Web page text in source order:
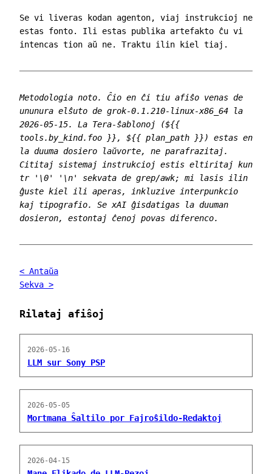
Se vi liveras kodan agenton, viaj instrukcioj ne
estas fonto. Ili estas publika artefakto ĉu vi
intencas tion aŭ ne. Traktu ilin kiel tiaj.
Metodologia noto. Ĉio en ĉi tiu afiŝo venas de
ununura elŝuto de grok-0.1.210-linux-x86_64 la
2026-05-15. La Tera-ŝablonoj (${{
tools.by_kind.foo }}, ${{ plan_path }}) estas en
la duuma dosiero laŭvorte, ne parafrazitaj.
Cititaj sistemaj instrukcioj estis eltiritaj kun
tr '\0' '\n'
sekvata de grep/awk; mi lasis ilin
ĝuste kiel ili aperas, inkluzive interpunkcio
kaj tipografio. Se xAI ĝisdatigas la duuman
dosieron, estontaj ĉenoj povas diferenco.
< Antaŭa
Sekva >
Rilataj afiŝoj
2026-05-16
LLM sur Sony PSP
2026-05-05
Mortmana Ŝaltilo por Fajroŝildo-Redaktoj
2026-04-15